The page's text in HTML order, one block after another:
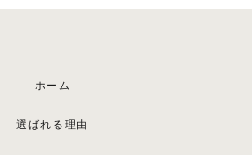
ホーム
選ばれる理由